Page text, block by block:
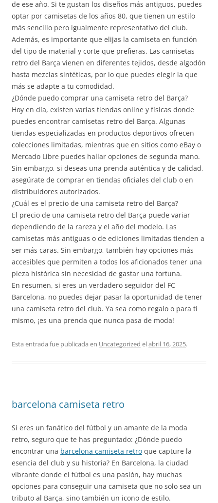
de ese año. Si te gustan los diseños más antiguos, puedes
optar por camisetas de los años 80, que tienen un estilo
más sencillo pero igualmente representativo del club.
Además, es importante que elijas la camiseta en función
del tipo de material y corte que prefieras. Las camisetas
retro del Barça vienen en diferentes tejidos, desde algodón
hasta mezclas sintéticas, por lo que puedes elegir la que
más se adapte a tu comodidad.
¿Dónde puedo comprar una camiseta retro del Barça?
Hoy en día, existen varias tiendas online y físicas donde
puedes encontrar camisetas retro del Barça. Algunas
tiendas especializadas en productos deportivos ofrecen
colecciones limitadas, mientras que en sitios como eBay o
Mercado Libre puedes hallar opciones de segunda mano.
Sin embargo, si deseas una prenda auténtica y de calidad,
asegúrate de comprar en tiendas oficiales del club o en
distribuidores autorizados.
¿Cuál es el precio de una camiseta retro del Barça?
El precio de una camiseta retro del Barça puede variar
dependiendo de la rareza y el año del modelo. Las
camisetas más antiguas o de ediciones limitadas tienden a
ser más caras. Sin embargo, también hay opciones más
accesibles que permiten a todos los aficionados tener una
pieza histórica sin necesidad de gastar una fortuna.
En resumen, si eres un verdadero seguidor del FC
Barcelona, no puedes dejar pasar la oportunidad de tener
una camiseta retro del club. Ya sea como regalo o para ti
mismo, ¡es una prenda que nunca pasa de moda!
Esta entrada fue publicada en Uncategorized elabril 16, 2025.
barcelona camiseta retro
Si eres un fanático del fútbol y un amante de la moda
retro, seguro que te has preguntado: ¿Dónde puedo
encontrar una barcelona camiseta retro que capture la
esencia del club y su historia? En Barcelona, la ciudad
vibrante donde el fútbol es una pasión, hay muchas
opciones para conseguir una camiseta que no solo sea un
tributo al Barça, sino también un icono de estilo.